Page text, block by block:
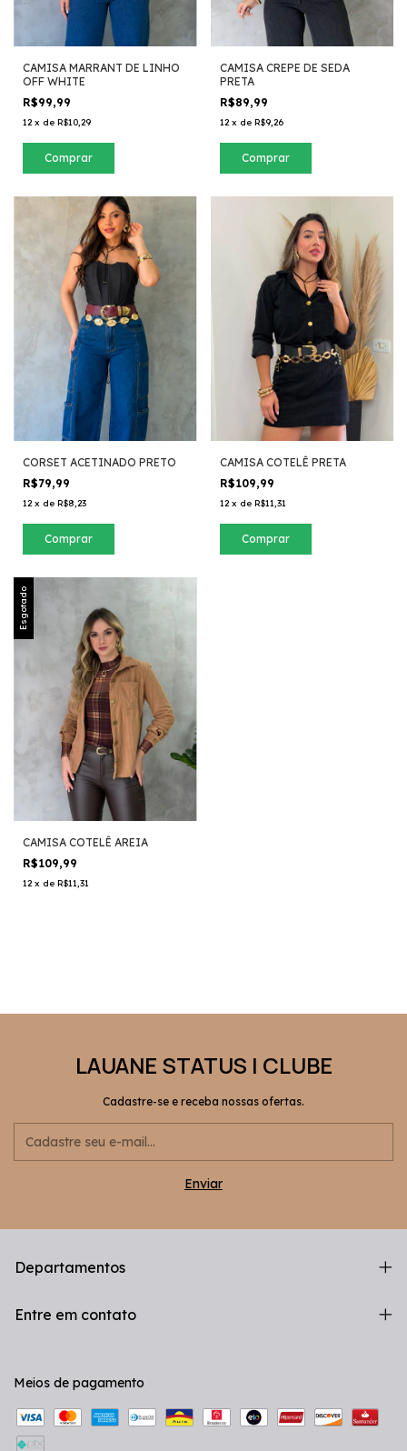
CAMISA MARRANT DE LINHO
OFF WHITE
R$99,99
12 x de R$10,29
Comprar
CAMISA CREPE DE SEDA
PRETA
R$89,99
12 x de R$9,26
Comprar
CORSET ACETINADO PRETO
R$79,99
12 x de R$8,23
Comprar
CAMISA COTELÊ PRETA
R$109,99
12 x de R$11,31
Comprar
Esgotado
CAMISA COTELÊ AREIA
R$109,99
12 x de R$11,31
LAUANE STATUS | CLUBE
Cadastre-se e receba nossas ofertas.
Departamentos
Entre em contato
Meios de pagamento